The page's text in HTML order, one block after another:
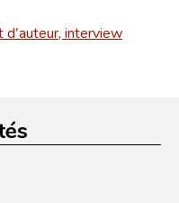
d'auteur, interview